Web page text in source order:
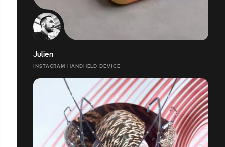
Julien
INSTAGRAM HANDHELD DEVICE